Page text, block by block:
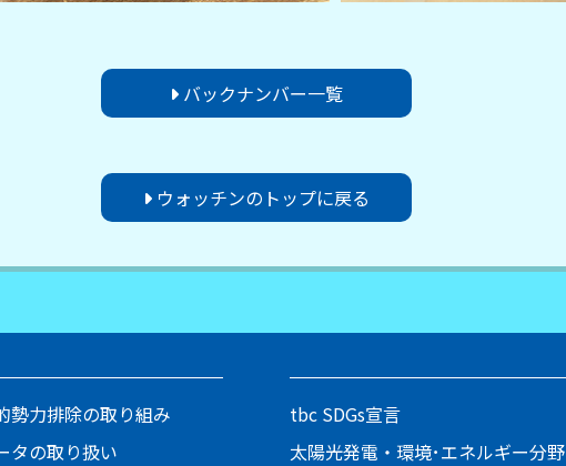
バックナンバー一覧
ウォッチンのトップに戻る
勢力排除の取り組み
タの取り扱い
tbc SDGs宣言
太陽光発電・環境･エネルギー分野